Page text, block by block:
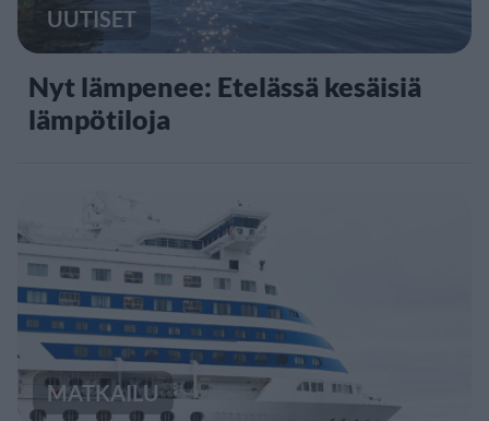
UUTISET
Nyt lämpenee: Etelässä kesäisiä
lämpötiloja
MATKAILU